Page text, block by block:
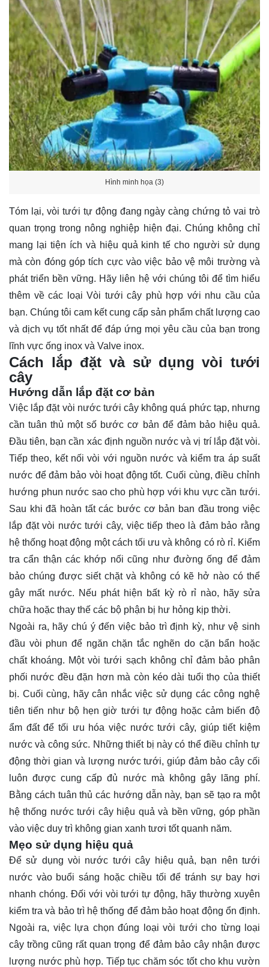
Hình minh họa (3)
Tóm lại, vòi tưới tự động đang ngày càng chứng tỏ vai trò
quan trọng trong nông nghiệp hiện đại. Chúng không chỉ
mang lại tiện ích và hiệu quả kinh tế cho người sử dụng
mà còn đóng góp tích cực vào việc bảo vệ môi trường và
phát triển bền vững. Hãy liên hệvới chúng tôi để tìm hiểu
thêm về các loại Vòi tưới cây phù hợp với nhu cầu của
bạn. Chúng tôi cam kết cung cấp sản phẩm chất lượng cao
và dịch vụ tốt nhất để đáp ứng mọi yêu cầu của bạn trong
lĩnh vực ống inox và Valve inox.
Cách lắp đặt và sử dụng vòi tưới
cây
Hướng dẫn lắp đặt cơ bản
Việc lắp đặt vòi nước tưới cây không quá phức tạp, nhưng
cần tuân thủ một số bước cơ bản để đảm bảo hiệu quả.
Đầu tiên, bạn cần xác định nguồn nước và vị trí lắp đặt vòi.
Tiếp theo, kết nối vòi với nguồn nước và kiểm tra áp suất
nước để đảm bảo vòi hoạt động tốt. Cuối cùng, điều chỉnh
hướng phun nước sao cho phù hợp với khu vực cần tưới.
Sau khi đã hoàn tất các bước cơ bản ban đầu trong việc
lắp đặt vòi nước tưới cây, việc tiếp theo là đảm bảo rằng
hệ thống hoạt động một cách tối ưu và không có rò rỉ. Kiểm
tra cẩn thận các khớp nối cũng như đường ống để đảm
bảo chúng được siết chặt và không có kẽ hở nào có thể
gây mất nước. Nếu phát hiện bất kỳ rò rỉ nào, hãy sửa
chữa hoặc thay thế các bộ phận bị hư hỏng kịp thời.
Ngoài ra, hãy chú ý đến việc bảo trì định kỳ, như vệ sinh
đầu vòi phun để ngăn chặn tắc nghẽn do cặn bẩn hoặc
chất khoáng. Một vòi tưới sạch không chỉ đảm bảo phân
phối nước đều đặn hơn mà còn kéo dài tuổi thọ của thiết
bị. Cuối cùng, hãy cân nhắc việc sử dụng các công nghệ
tiên tiến như bộ hẹn giờ tưới tự động hoặc cảm biến độ
ẩm đất để tối ưu hóa việc nước tưới cây, giúp tiết kiệm
nước và công sức. Những thiết bị này có thể điều chỉnh tự
động thời gian và lượng nước tưới, giúp đảm bảo cây cối
luôn được cung cấp đủ nước mà không gây lãng phí.
Bằng cách tuân thủ các hướng dẫn này, bạn sẽ tạo ra một
hệ thống nước tưới cây hiệu quả và bền vững, góp phần
vào việc duy trì không gian xanh tươi tốt quanh năm.
Mẹo sử dụng hiệu quả
Để sử dụng vòi nước tưới cây hiệu quả, bạn nên tưới
nước vào buổi sáng hoặc chiều tối để tránh sự bay hơi
nhanh chóng. Đối với vòi tưới tự động, hãy thường xuyên
kiểm tra và bảo trì hệ thống để đảm bảo hoạt động ổn định.
Ngoài ra, việc lựa chọn đúng loại vòi tưới cho từng loại
cây trồng cũng rất quan trọng để đảm bảo cây nhận được
lượng nước phù hợp. Tiếp tục chăm sóc tốt cho khu vườn